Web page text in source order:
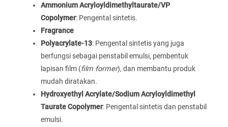
Ammonium Acryloyldimethyltaurate/VP
Copolymer: Pengental sintetis.
Fragrance
Polyacrylate-13: Pengental sintetis yang juga
berfungsi sebagai penstabil emulsi, pembentuk
lapisan film (film former), dan membantu produk
mudah diratakan.
Hydroxyethyl Acrylate/Sodium Acryloyldimethyl
Taurate Copolymer: Pengental sintetis dan penstabil
emulsi.